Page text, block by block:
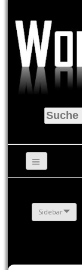
Suche
nach:
Sidebar